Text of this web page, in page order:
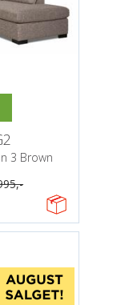
3 Brown